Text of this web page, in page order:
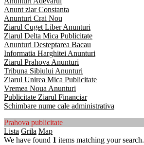
Anunt ziar Constanta
Anunturi Crai Nou
Ziarul Cuget Liber Anunturi
Ziarul Delta Mica Publicitate
Anunturi Desteptarea Bacau
Informatia Harghitei Anunturi
Ziarul Prahova Anunturi
Tribuna Sibiului Anunturi
Ziarul Unirea Mica Publicitate
Vremea Noua Anunturi
Publicitate Ziarul Financiar
Schimbare nume cale administrativa
Prahova publicitate
Lista Grila Map
We have found 1 items matching your search.